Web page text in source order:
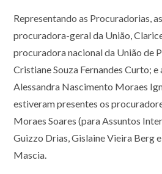
Representando as Procuradorias,
procuradora-geral da União,
procuradora nacional da União de
Cristiane Souza Fernandes Curto;
Alessandra Nascimento Moraes
estiveram presentes os
Moraes Soares (para Assuntos
Guizzo Drias, Gislaine Vieira Berg
Mascia.